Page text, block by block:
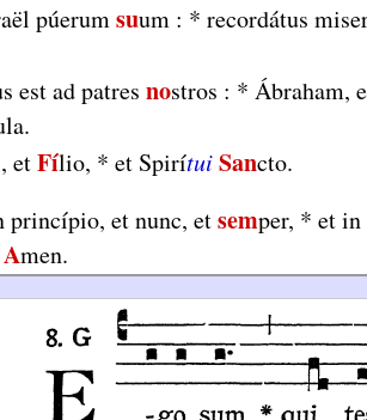
púerumsuum : * recordátus
est ad patres nostros : * Ábraham,
etFílio, * et SpirítuiSancto.
princípio, et nunc, etsemper, * et
Amen.